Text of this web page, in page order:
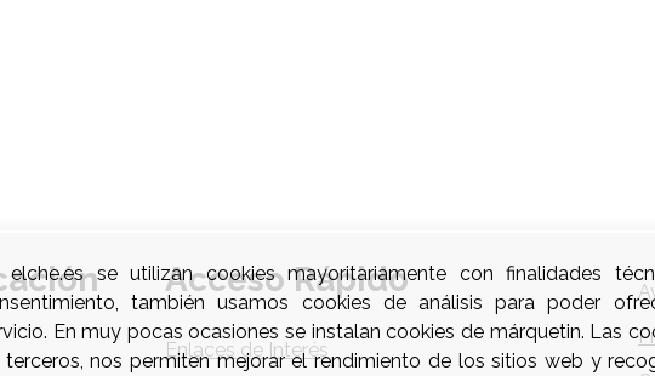
Acceso Rápido
Enlaces de Interés
elche.es se utilizan cookies mayoritariamente con finalidades
también usamos cookies de análisis para poder
En muy pocas ocasiones se instalan cookies de márquetin. Las
terceros, nos permiten mejorar el rendimiento de los sitios web y